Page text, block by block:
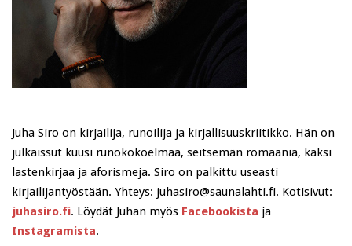
Juha Siro on kirjailija, runoilija ja kirjallisuuskriitikko. Hän on
julkaissut kuusi runokokoelmaa, seitsemän romaania, kaksi
lastenkirjaa ja aforismeja. Siro on palkittu useasti
kirjailijantyöstään. Yhteys: juhasiro@saunalahti.fi. Kotisivut:
juhasiro.fi. Löydät Juhan myös Facebookista ja
Instagramista.